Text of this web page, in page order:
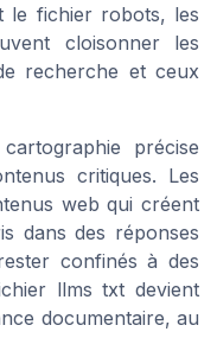
le fichier robots, les
cloisonner les
recherche et ceux
précise
critiques. Les
web qui créent
dans des réponses
confinés à des
llms txt devient
documentaire, au